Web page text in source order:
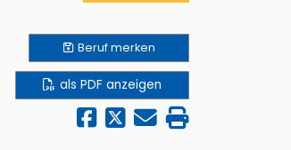
Berufmerken
als PDF anzeigen